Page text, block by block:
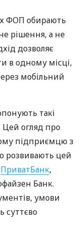
ФОП обирають
рішення, а не
дозволяє
в одному місці,
мобільний
такі
Цей огляд про
підприємцю з
розвивають цей
ПриватБанк,
Банк.
умови
суттєво